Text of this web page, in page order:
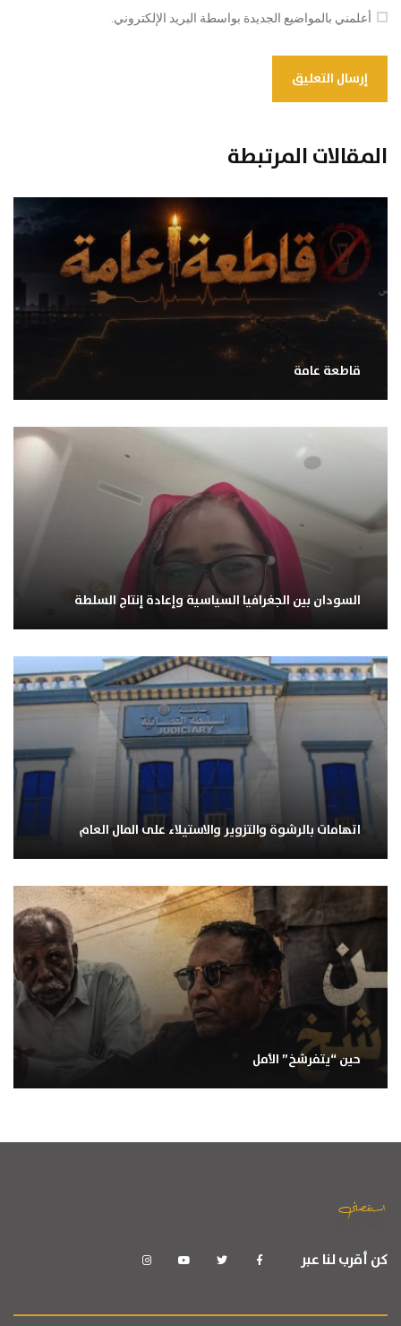
أعلمني بالمواضيع الجديدة بواسطة البريد الإلكتروني.
المقالات المرتبطة
قاطعة عامة
السودان بين الجغرافيا السياسية وإعادة إنتاج السلطة
اتهامات بالرشوة والتزوير والاستيلاء على المال العام
حين “يتفرشخ” الأمل
كن أقرب لنا عبر